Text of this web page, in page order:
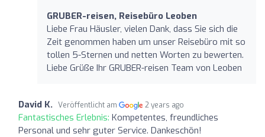
GRUBER-reisen, Reisebüro Leoben
Liebe Frau Häusler, vielen Dank, dass Sie sich die
Zeit genommen haben um unser Reisebüro mit so
tollen 5-Sternen und netten Worten zu bewerten.
Liebe Grüße Ihr GRUBER-reisen Team von Leoben
David K. Veröffentlicht am 2 years ago
Fantastisches Erlebnis: Kompetentes, freundliches
Personal und sehr guter Service. Dankeschön!